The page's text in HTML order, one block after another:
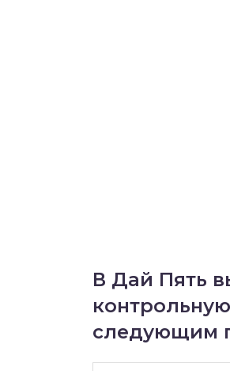
В Дай Пять
следующим